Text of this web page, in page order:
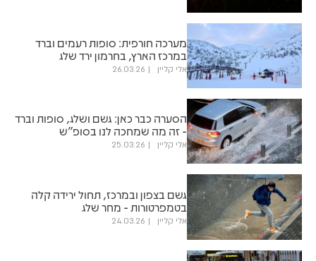
מערכה חורפית: סופות רעמים וברד
במרכז הארץ, בחרמון ירד שלג
אלי קליין 26.03.26
הסערה כבר כאן: גשם ושלג, סופות וברד
- זה מה שמחכה לנו בסופ"ש
אלי קליין 25.03.26
גשם בצפון ובמרכז, תחול ירידה קלה
בטמפרטורות - מחר שלג
אלי קליין 24.03.26